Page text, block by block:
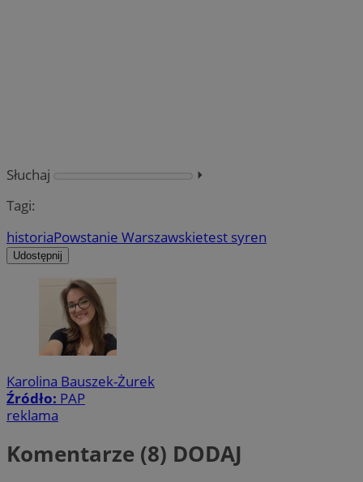
Słuchaj
⏵︎
Tagi:
historiaPowstanie Warszawskietest syren
Udostępnij
Karolina Bauszek-Żurek
Źródło: PAP
reklama
Komentarze (8) DODAJ